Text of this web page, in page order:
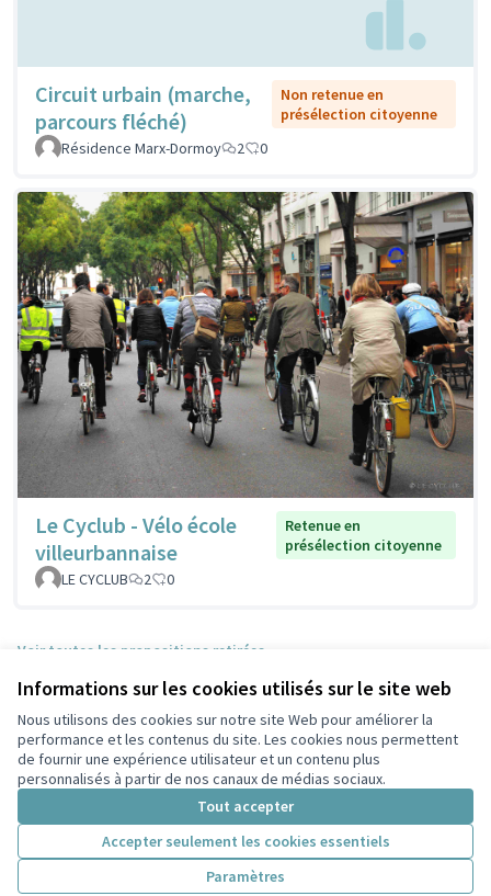
Informations sur les cookies utilisés sur le site web
Nous utilisons des cookies sur notre site Web pour améliorer la
performance et les contenus du site. Les cookies nous permettent
de fournir une expérience utilisateur et un contenu plus
personnalisés à partir de nos canaux de médias sociaux.
Tout accepter
Accepter seulement les cookies essentiels
Paramètres
Circuit urbain (marche,
parcours fléché)
Non retenue en
présélection citoyenne
Résidence Marx-Dormoy
2 0
Le Cyclub - Vélo école
villeurbannaise
Retenue en
présélection citoyenne
LE CYCLUB
2 0
Voir toutes les propositions retirées
Conditions d'utilisation
Paramètres des cookies
Participez Villeurbanne sur X
(Lien externe)
Participez Villeurbanne sur Facebook
Participez Villeurbanne sur Instagram
Participez Villeurbanne sur YouTube
(Lien externe)
Site réalisé grâce aulogiciel libre Decidim .
Licence
(Lien